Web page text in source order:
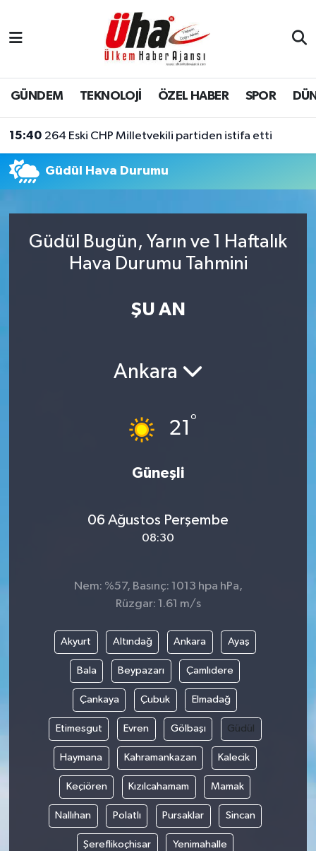
GÜNDEM TEKNOLOJİ ÖZEL HABER SPOR
15:40 264 Eski CHP Milletvekili partiden istifa etti
Güdül Hava Durumu
Güdül Bugün, Yarın ve 1 Haftalık
Hava Durumu Tahmini
ŞU AN
Ankara
21 °
Güneşli
06 Ağustos Perşembe
08:30
Nem: %57, Basınç: 1013 hpa hPa,
Rüzgar: 1.61 m/s
Akyurt Altındağ Ankara Ayaş
Bala Beypazarı Çamlıdere
Çankaya Çubuk Elmadağ
Etimesgut Evren Gölbaşı Güdül
Haymana Kahramankazan Kalecik
Keçiören Kızılcahamam Mamak
Nallıhan Polatlı Pursaklar Sincan
Şereflikoçhisar Yenimahalle
İstanbul Nöbetçi Eczaneler
İstanbul Hava Durumu
Tüm Manşetler
Son Dakika Haberleri